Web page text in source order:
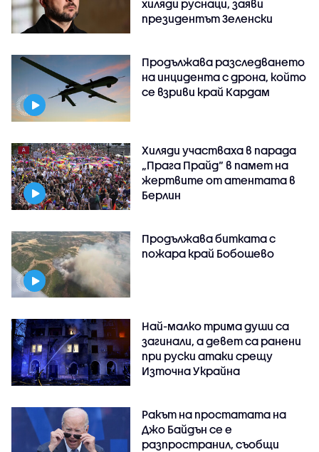
хиляди руснаци, заяви
президентът Зеленски
Продължава разследването
на инцидента с дрона, който
се взриви край Кардам
Хиляди участваха в парада
„Прага Прайд“ в памет на
жертвите от атентата в
Берлин
Продължава битката с
пожара край Бобошево
Най-малко трима души са
загинали, а девет са ранени
при руски атаки срещу
Източна Украйна
Ракът на простатата на
Джо Байдън се е
разпространил, съобщи